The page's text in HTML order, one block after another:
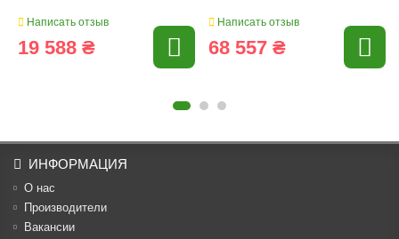
Написать отзыв
19 588 ₴
Написать отзыв
68 557 ₴
ИНФОРМАЦИЯ
О нас
Производители
Вакансии